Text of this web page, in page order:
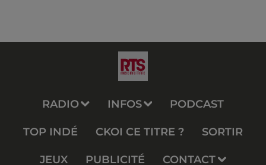
RADIO INFOS PODCAST
TOP INDÉ CKOI CE TITRE ? SORTIR
JEUX PUBLICITÉ CONTACT